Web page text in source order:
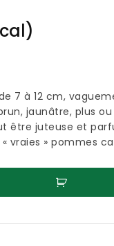
7 à 12 cm,
jaunâtre, plus
être juteuse et
vraies » pommes